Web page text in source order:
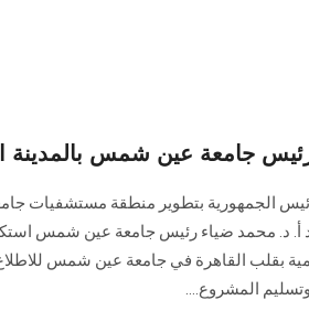
جامعة عين شمس بالمدينة
الجمهورية بتطوير منطقة مستشفيات
أ. د. محمد ضياء رئيس جامعة عين شمس
بقلب القاهرة في جامعة عين شمس
المشروع....